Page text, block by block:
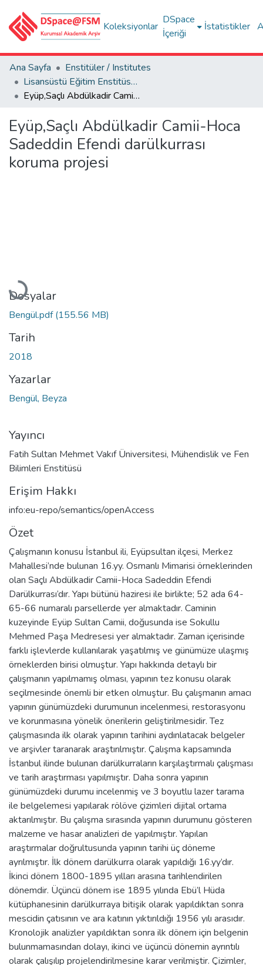
Koleksiyonlar
DSpace
İçeriği
İstatistikler
Ana Sayfa
Enstitüler / Institutes
Lisansüstü Eğitim Enstitüsü Tez Koleksiyonu
Eyüp,Saçlı Abdülkadir Camii-Hoca Sadeddin Efendi darülkurrası koruma projesi
Eyüp,Saçlı Abdülkadir Camii-Hoca
Sadeddin Efendi darülkurrası
koruma projesi
Yükleniyor...
Dosyalar
Bengül.pdf(155.56 MB)
Tarih
2018
Yazarlar
Bengül, Beyza
Yayıncı
Fatih Sultan Mehmet Vakıf Üniversitesi, Mühendislik ve Fen
Bilimleri Enstitüsü
Erişim Hakkı
info:eu-repo/semantics/openAccess
Özet
Çalışmanın konusu İstanbul ili, Eyüpsultan ilçesi, Merkez
Mahallesi’nde bulunan 16.yy. Osmanlı Mimarisi örneklerinden
olan Saçlı Abdülkadir Camii-Hoca Sadeddin Efendi
Darülkurrası‘dır. Yapı bütünü haziresi ile birlikte; 52 ada 64-
65-66 numaralı parsellerde yer almaktadır. Caminin
kuzeyinde Eyüp Sultan Camii, doğusunda ise Sokullu
Mehmed Paşa Medresesi yer almaktadır. Zaman içerisinde
farklı işlevlerde kullanılarak yaşatılmış ve günümüze ulaşmış
örneklerden birisi olmuştur. Yapı hakkında detaylı bir
çalışmanın yapılmamış olması, yapının tez konusu olarak
seçilmesinde önemli bir etken olmuştur. Bu çalışmanın amacı
yapının günümüzdeki durumunun incelenmesi, restorasyonu
ve korunmasına yönelik önerilerin geliştirilmesidir. Tez
çalışmasında ilk olarak yapının tarihini aydınlatacak belgeler
ve arşivler taranarak araştırılmıştır. Çalışma kapsamında
İstanbul ilinde bulunan darülkurraların karşılaştırmalı çalışması
ve tarih araştırması yapılmıştır. Daha sonra yapının
günümüzdeki durumu incelenmiş ve 3 boyutlu lazer tarama
ile belgelemesi yapılarak rölöve çizimleri dijital ortama
aktarılmıştır. Bu çalışma sırasında yapının durumunu gösteren
malzeme ve hasar analizleri de yapılmıştır. Yapılan
araştırmalar doğrultusunda yapının tarihi üç döneme
ayrılmıştır. İlk dönem darülkurra olarak yapıldığı 16.yy’dır.
İkinci dönem 1800-1895 yılları arasına tarihlendirilen
dönemdir. Üçüncü dönem ise 1895 yılında Ebü’l Hüda
kütüphanesinin darülkurraya bitişik olarak yapıldıktan sonra
mescidin çatısının ve ara katının yıktırıldığı 1956 yılı arasıdır.
Kronolojik analizler yapıldıktan sonra ilk dönem için belgenin
bulunmamasından dolayı, ikinci ve üçüncü dönemin ayrıntılı
olarak çalışılıp projelendirilmesine karar verilmiştir. Çizimler,